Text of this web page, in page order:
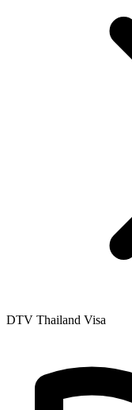
DTV Thailand Visa